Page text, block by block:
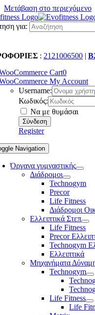
Μετάβαση στο περιεχόμενο
για:
: 2121006500 |
Cart0
My Account
Username:
Κωδικός:
Να με θυμάσαι
Register
Navigation
Όργανα γυμναστικής
Διάδρομοι
Technogym
Precor
Life Fitness
Διάδρομοι
Ελλειπτικά Στεπ
Life Fitness
Precor
Technogym
Ελλειπτικά
Μηχανήματα
Technogym
Life Fitness
Life